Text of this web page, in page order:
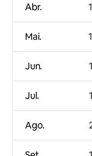
Abr.
Mai.
Jun.
Jul.
Ago.